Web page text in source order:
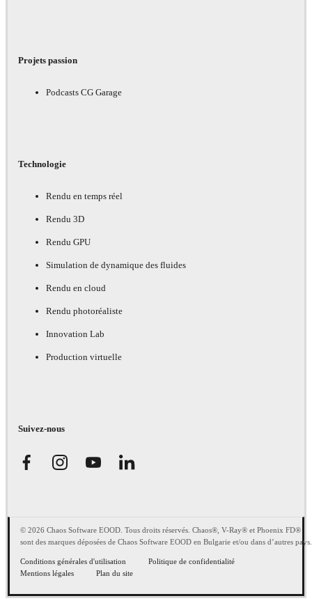
Projets passion
Podcasts CG Garage
Technologie
Rendu en temps réel
Rendu 3D
Rendu GPU
Simulation de dynamique des fluides
Rendu en cloud
Rendu photoréaliste
Innovation Lab
Production virtuelle
Suivez-nous
© 2026 Chaos Software EOOD. Tous droits réservés. Chaos®, V-Ray® et Phoenix FD®
sont des marques déposées de Chaos Software EOOD en Bulgarie et/ou dans d’autres pays.
Conditions générales d'utilisation
Politique de confidentialité
Mentions légales
Plan du site